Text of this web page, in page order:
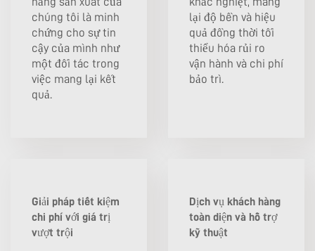
chúng tôi là minh
chứng cho sự tin
cậy của mình như
một đối tác trong
việc mang lại kết
quả.
lại độ bền và hiệu
quả đồng thời tối
thiểu hóa rủi ro
vận hành và chi phí
bảo trì.
Giải pháp tiết kiệm
chi phí với giá trị
vượt trội
Dịch vụ khách hàng
toàn diện và hỗ trợ
kỹ thuật